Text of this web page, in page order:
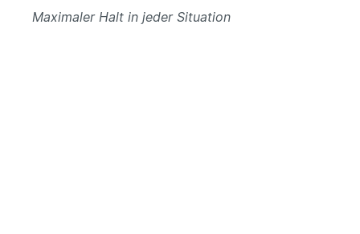
Maximaler Halt in jeder Situation